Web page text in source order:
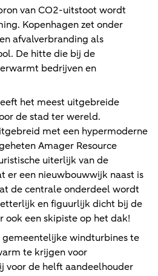
van CO2-uitstoot wordt
Kopenhagen zet onder
afvalverbranding als
De hitte die bij de
bedrijven en
het meest uitgebreide
de stad ter wereld.
met een hypermoderne
Amager Resource
uiterlijk van de
er een nieuwbouwwijk naast is
de centrale onderdeel wordt
en figuurlijk dicht bij de
ook een skipiste op het dak!
gemeentelijke windturbines te
te krijgen voor
voor de helft aandeelhouder